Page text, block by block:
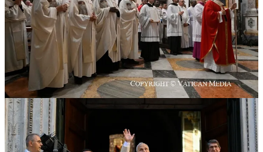
2
Compartir
Anterior
Siguiente
Discusión sobre este post